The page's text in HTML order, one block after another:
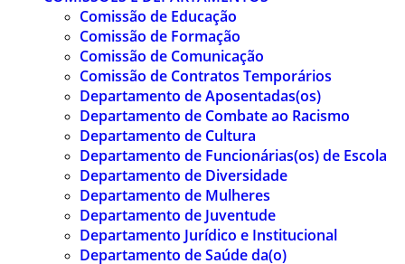
Comissão de Educação
Comissão de Formação
Comissão de Comunicação
Comissão de Contratos Temporários
Departamento de Aposentadas(os)
Departamento de Combate ao Racismo
Departamento de Cultura
Departamento de Funcionárias(os) de Escola
Departamento de Diversidade
Departamento de Mulheres
Departamento de Juventude
Departamento Jurídico e Institucional
Departamento de Saúde da(o)